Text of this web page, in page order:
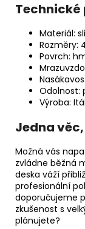
Materiál:
Rozměry:
Povrch:
Odolnost:
Výroba:
Jedna
Možná vás
zvládne běžná
deska váží
profesionální
doporučujeme
zkušenost s
plánujete?